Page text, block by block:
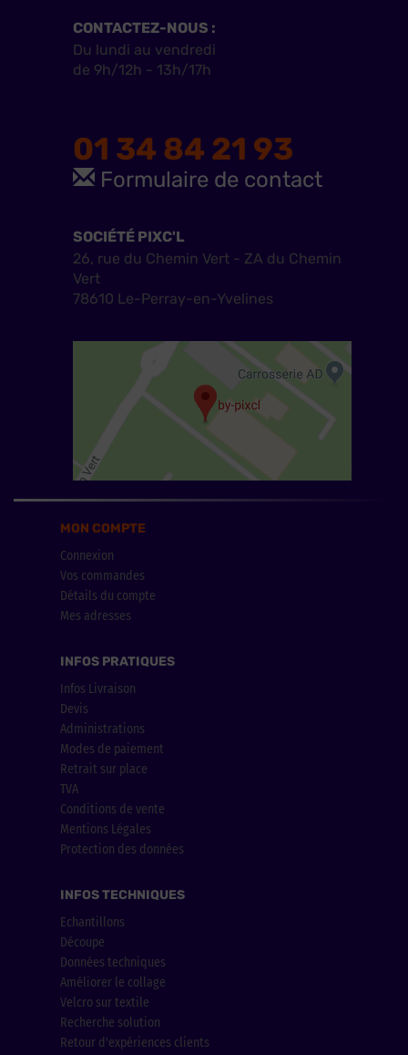
CONTACTEZ-NOUS :
Du lundi au vendredi
de 9h/12h - 13h/17h
01 34 84 21 93
Formulaire de contact
SOCIÉTÉ PIXC'L
26, rue du Chemin Vert - ZA du Chemin
Vert
78610 Le-Perray-en-Yvelines
MON COMPTE
Connexion
Vos commandes
Détails du compte
Mes adresses
INFOS PRATIQUES
Infos Livraison
Devis
Administrations
Modes de paiement
Retrait sur place
TVA
Conditions de vente
Mentions Légales
Protection des données
INFOS TECHNIQUES
Echantillons
Découpe
Données techniques
Améliorer le collage
Velcro sur textile
Recherche solution
Retour d'expériences clients